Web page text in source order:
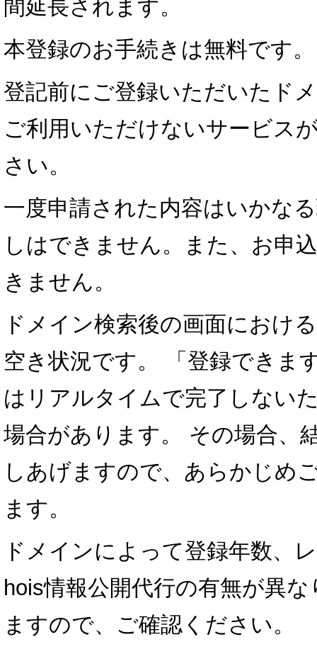
間延長されます。
本登録のお手続きは無料です。
登記前にご登録いただいたド
ご利用いただけないサービス
さい。
一度申請された内容はいかな
しはできません。また、お申
きません。
ドメイン検索後の画面におけ
空き状況です。 「登録できま
はリアルタイムで完了しない
場合があります。 その場合、
しあげますので、あらかじめ
ます。
ドメインによって登録年数、
hois情報公開代行の有無が異
ますので、ご確認ください。